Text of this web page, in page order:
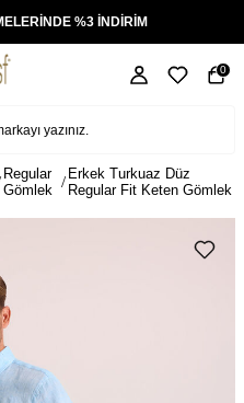
%3 İNDİRİM
0
Regular
Gömlek
Erkek Turkuaz Düz
Regular Fit Keten Gömlek